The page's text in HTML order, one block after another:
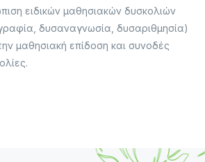
ειδικών μαθησιακών δυσκολιών
δυσαναγνωσία, δυσαριθμησία)
μαθησιακή επίδοση και συνοδές